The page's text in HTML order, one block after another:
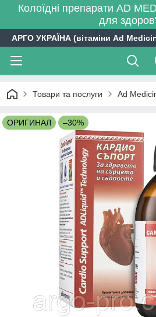
Колоїдні препарати AD
для
АРГО УКРАЇНА (вітаміни Ad
Товари та послуги Ad
ОРИГИНАЛ –30%